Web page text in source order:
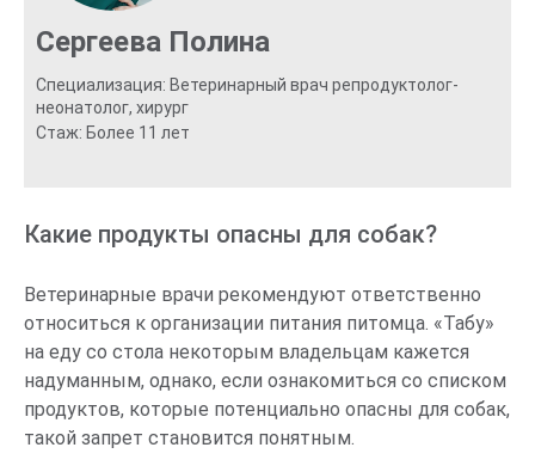
Сергеева Полина
Специализация: Ветеринарный врач репродуктолог-
неонатолог, хирург
Стаж: Более 11 лет
Какие продукты опасны для собак?
Ветеринарные врачи рекомендуют ответственно
относиться к организации питания питомца. «Табу»
на еду со стола некоторым владельцам кажется
надуманным, однако, если ознакомиться со списком
продуктов, которые потенциально опасны для собак,
такой запрет становится понятным.